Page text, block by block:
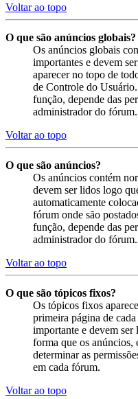
Voltar ao topo
O que são anúncios globais?
Os anúncios globais
importantes e devem
aparecer no topo de
de Controle do
função, depende das
administrador do fórum.
Voltar ao topo
O que são anúncios?
Os anúncios contém
devem ser lidos logo
automaticamente
fórum onde são
função, depende das
administrador do fórum.
Voltar ao topo
O que são tópicos fixos?
Os tópicos fixos
primeira página de
importante e devem
forma que os anúncios,
determinar as
em cada fórum.
Voltar ao topo